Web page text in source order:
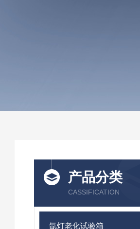
产品分类
CASSIFICATION
氙灯老化试验箱